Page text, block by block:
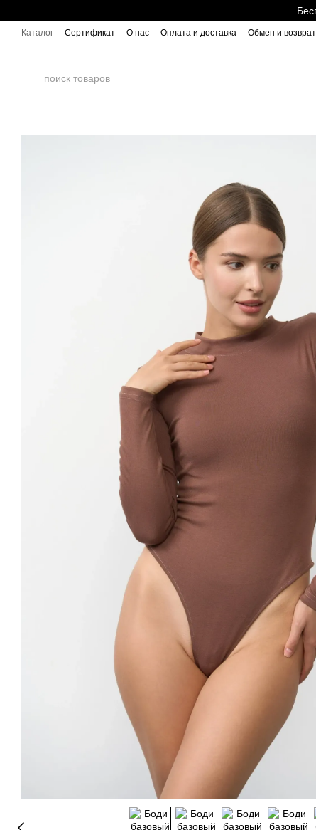
Каталог Сертификат О нас Оплата и доставка Обмен и возврат